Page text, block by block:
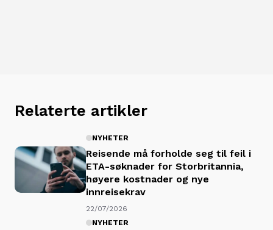
Relaterte artikler
NYHETER
Reisende må forholde seg til feil i
ETA-søknader for Storbritannia,
høyere kostnader og nye
innreisekrav
22/07/2026
NYHETER